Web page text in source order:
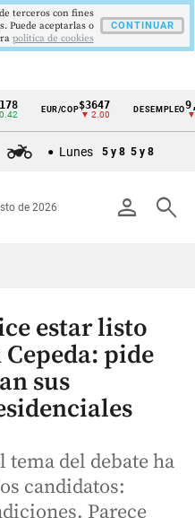
EUR/COP$3647
▼ 2.00
DESEMPLEO9,9 %
▼ 0.30
Lunes 5 y 8 5 y 8
person search
de 2026
estar listo
pide
sus
del debate ha
candidatos:
Parece
terceros con fines
Puede aceptarlas o
politica de cookies
CONTINUAR